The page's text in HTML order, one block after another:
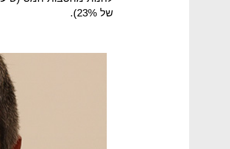
של 23%).